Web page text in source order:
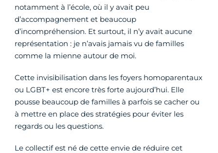
notamment à l’école, où il y avait peu
d’accompagnement et beaucoup
d’incompréhension. Et surtout, il n’y avait aucune
représentation : je n’avais jamais vu de familles
comme la mienne autour de moi.
Cette invisibilisation dans les foyers homoparentaux
ou LGBT+ est encore très forte aujourd’hui. Elle
pousse beaucoup de familles à parfois se cacher ou
à mettre en place des stratégies pour éviter les
regards ou les questions.
Le collectif est né de cette envie de réduire cet